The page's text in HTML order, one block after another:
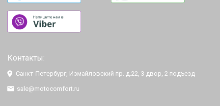
Контакты:
Санкт-Петербург, Измайловский пр. д.22, 3 двор, 2 подъезд
sale@motocomfort.ru